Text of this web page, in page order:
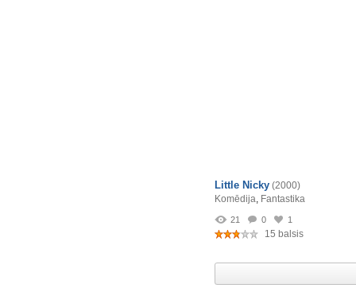
Little Nicky (2000)
Komēdija, Fantastika
21 0 1
15 balsis